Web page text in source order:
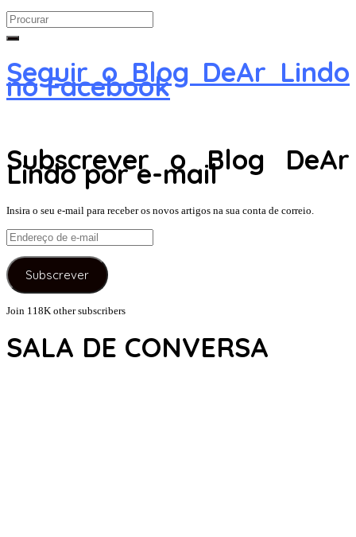
Search
for:
Seguir o Blog DeAr Lindo
no Facebook
Subscrever o Blog DeAr
Lindo por e-mail
Insira o seu e-mail para receber os novos artigos na sua conta de correio.
Endereço
de
e-
mail
Subscrever
Join 118K other subscribers
SALA DE CONVERSA